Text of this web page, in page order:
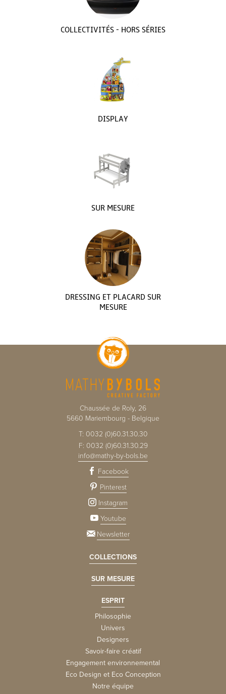
COLLECTIVITÉS - HORS SÉRIES
DISPLAY
SUR MESURE
DRESSING ET PLACARD SUR
MESURE
Chaussée de Roly, 26
5660 Mariembourg - Belgique
T: 0032 (0)60.31.30.30
F: 0032 (0)60.31.30.29
info@mathy-by-bols.be
Facebook
Pinterest
Instagram
Youtube
Newsletter
COLLECTIONS
SUR MESURE
ESPRIT
Philosophie
Univers
Designers
Savoir-faire créatif
Engagement environnemental
Eco Design et Eco Conception
Notre équipe